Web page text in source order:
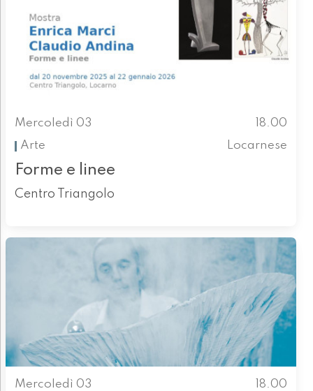
Mercoledì 03
18.00
Arte
Locarnese
Forme e linee
Centro Triangolo
Mercoledì 03
18.00